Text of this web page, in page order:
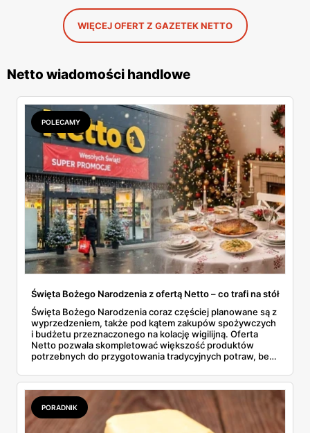
WIĘCEJ OFERT Z GAZETEK NETTO
Netto wiadomości handlowe
POLECAMY
Święta Bożego Narodzenia z ofertą Netto – co trafi na stół
Święta Bożego Narodzenia coraz częściej planowane są z
wyprzedzeniem, także pod kątem zakupów spożywczych
i budżetu przeznaczonego na kolację wigilijną. Oferta
Netto pozwala skompletować większość produktów
potrzebnych do przygotowania tradycyjnych potraw, bez
sezonowych pojawiają się zarówno klasyczne składniki,
jak i gotowe półprodukty, które realnie skracają czas
spędzony w kuchni. To rozwiązanie wygodne, ale też
przewidywalne pod względem jakości i ceny.
PORADNIK